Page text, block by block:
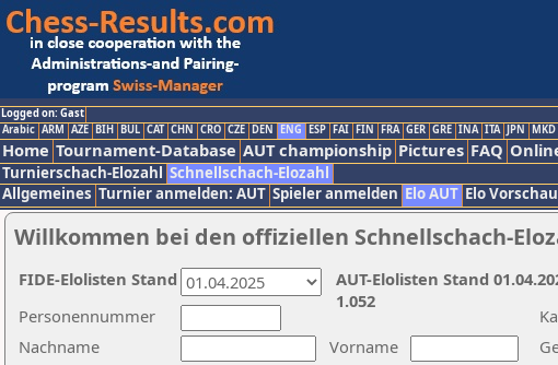
Logged on: Gast
Arabic ARM AZE BIH BUL CAT CHN CRO CZE DEN ENG ESP FAI FIN FRA GER GRE INA ITA JPN MKD
Home Tournament-Database AUT championship Pictures FAQ
Turnierschach-Elozahl Schnellschach-Elozahl
Allgemeines Turnier anmelden: AUT Spieler anmelden Elo AUT Elo Vorschau
Willkommen bei den offiziellen Schnellschach-
Nachname
Vorname
Personennummer
AUT-Elolisten Stand
1.052
FIDE-Elolisten Stand